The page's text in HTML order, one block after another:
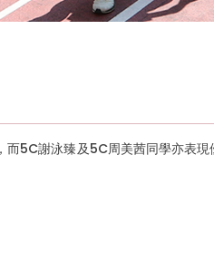
謝泳臻及5C周美茜同學亦表